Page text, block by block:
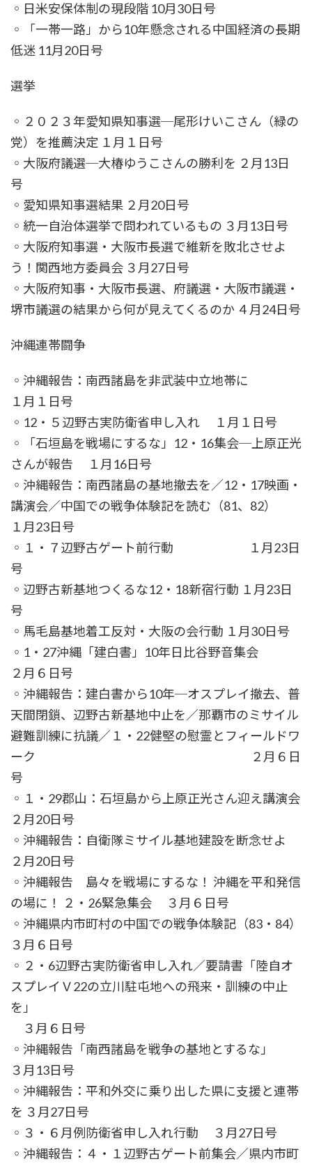
◦日米安保体制の現段階 10月30日号
◦「一帯一路」から10年懸念される中国経済の長期
低迷 11月20日号
選挙
◦２０２３年愛知県知事選─尾形けいこさん（緑の
党）を推薦決定 １月１日号
◦大阪府議選─大椿ゆうこさんの勝利を ２月13日
号
◦愛知県知事選結果 ２月20日号
◦統一自治体選挙で問われているもの ３月13日号
◦大阪府知事選・大阪市長選で維新を敗北させよ
う！関西地方委員会 ３月27日号
◦大阪府知事・大阪市長選、府議選・大阪市議選・
堺市議選の結果から何が見えてくるのか ４月24日号
沖縄連帯闘争
◦沖縄報告：南西諸島を非武装中立地帯に
１月１日号
◦12・５辺野古実防衛省申し入れ １月１日号
◦「石垣島を戦場にするな」12・16集会─上原正光
さんが報告 １月16日号
◦沖縄報告：南西諸島の基地撤去を／12・17映画・
講演会／中国での戦争体験記を読む（81、82）
１月23日号
◦１・７辺野古ゲート前行動 １月23日
号
◦辺野古新基地つくるな12・18新宿行動 １月23日
号
◦馬毛島基地着工反対・大阪の会行動 １月30日号
◦1・27沖縄「建白書」10年日比谷野音集会
２月６日号
◦沖縄報告：建白書から10年─オスプレイ撤去、普
天間閉鎖、辺野古新基地中止を／那覇市のミサイル
避難訓練に抗議／１・22健堅の慰霊とフィールドワ
ーク ２月６日
号
◦１・29郡山：石垣島から上原正光さん迎え講演会
２月20日号
◦沖縄報告：自衛隊ミサイル基地建設を断念せよ
２月20日号
◦沖縄報告 島々を戦場にするな！ 沖縄を平和発信
の場に！ ２・26緊急集会 ３月６日号
◦沖縄県内市町村の中国での戦争体験記（83・84）
３月６日号
◦２・6辺野古実防衛省申し入れ／要請書「陸自オ
スプレイＶ22の立川駐屯地への飛来・訓練の中止
を」
３月６日号
◦沖縄報告「南西諸島を戦争の基地とするな」
３月13日号
◦沖縄報告：平和外交に乗り出した県に支援と連帯
を ３月27日号
◦３・６月例防衛省申し入れ行動 ３月27日号
◦沖縄報告：４・１辺野古ゲート前集会／県内市町